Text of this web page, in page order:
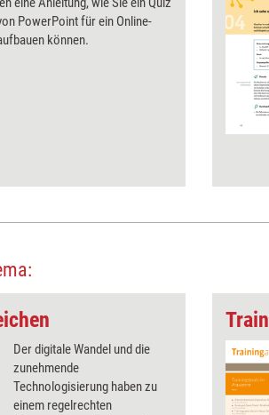
PowerPoint für ein Online-
können.
Der digitale Wandel und die
zunehmende
Technologisierung haben zu
einem regelrechten